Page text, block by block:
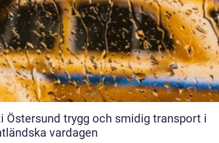
trygg och smidig transport i
vardagen